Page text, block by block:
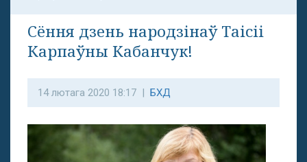
Сёння дзень народзінаў Таісіі
Карпаўны Кабанчук!
14 лютага 2020 18:17 | БХД